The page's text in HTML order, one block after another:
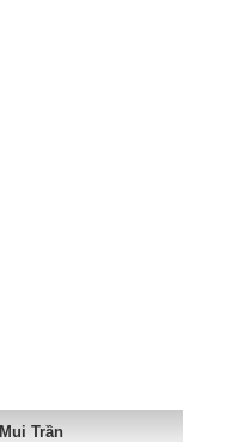
Trần